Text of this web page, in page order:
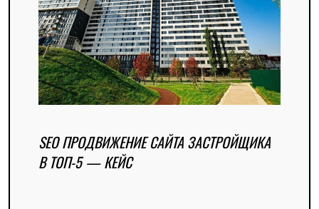
SEO ПРОДВИЖЕНИЕ САЙТА ЗАСТРОЙЩИКА
В ТОП-5 — КЕЙС